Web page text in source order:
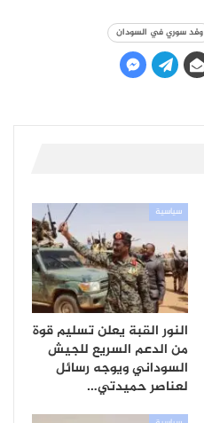
وفد سوري في السودان
سياسية
النور القبة يعلن تسليم قوة
من الدعم السريع للجيش
السوداني ويوجه رسائل
لعناصر حميدتي…